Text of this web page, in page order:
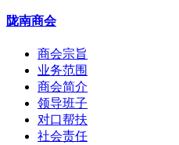
陇南商会
商会宗旨
业务范围
商会简介
领导班子
对口帮扶
社会责任